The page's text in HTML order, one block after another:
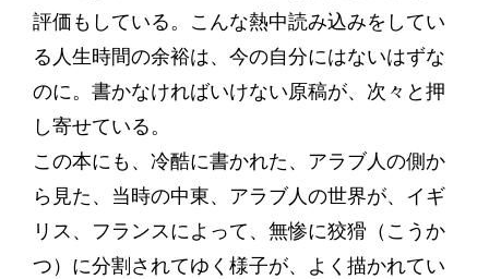
評価もしている。こんな熱中読み込みをしてい
る人生時間の余裕は、今の自分にはないはずな
のに。書かなければいけない原稿が、次々と押
し寄せている。
この本にも、冷酷に書かれた、アラブ人の側か
ら見た、当時の中東、アラブ人の世界が、イギ
リス、フランスによって、無惨に狡猾（こうか
つ）に分割されてゆく様子が、よく描かれてい